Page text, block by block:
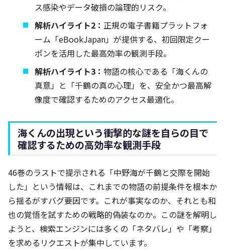
ス感染やデータ破損の論理的リスク。
解析ハイライト2： 正規の電子書籍プラットフォ
ーム「eBookJapan」が提供する、初回限定クー
ポンを活用した最高効率の観測手段。
解析ハイライト3： 物語の核心である「海くんの
真意」と「千鶴の真の心理」を、安全かつ最高解
像度で確認するためのアクセス最適化。
海くんの出現という衝撃的な謎を自らの目で
確認するための高効率な観測手段
46巻のラストで提示される「中野海が千鶴と交際を開始
した」という情報は、これまでの物語の前提条件を根本か
ら揺るがすバグ要因です。これが事実なのか、それとも和
也の覚悟を試すための戦略的偽装なのか。この謎を解明し
ようと、検索エンジンには多くの「ネタバレ」や「考察」
を求めるリクエストが集中しています。